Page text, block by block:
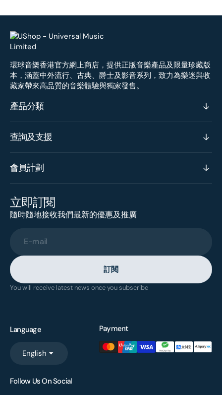
環球音樂香港官方網上商店，提供正版音樂產品及限量珍藏版
本，涵蓋中外流行、古典、爵士及影音系列，致力為樂迷與收
藏家帶來高品質的音樂體驗與獨家發售。
產品分類
查詢及支援
會員計劃
立即訂閱
隨時隨地接收我們最新的優惠及推廣
E-mail
訂閱
You will receive latest news once you subscribe
Language
English
Payment
Follow Us On Social